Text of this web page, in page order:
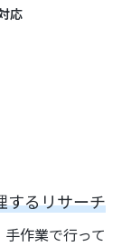
応
するリサーチ
作業で行って